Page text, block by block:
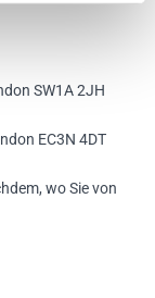
SW1A 2JH
EC3N 4DT
wo Sie von